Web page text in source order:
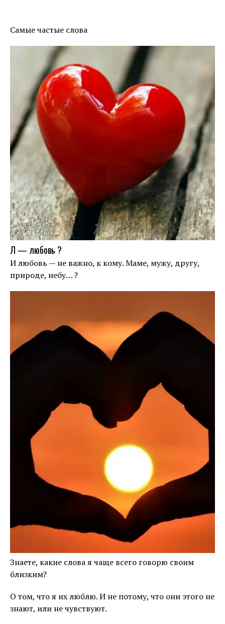
Самые частые слова
Л — любовь ?
И любовь — не важно, к кому. Маме, мужу, другу,
природе, небу… ?
Знаете, какие слова я чаще всего говорю своим
близким?
О том, что я их люблю. И не потому, что они этого не
знают, или не чувствуют.